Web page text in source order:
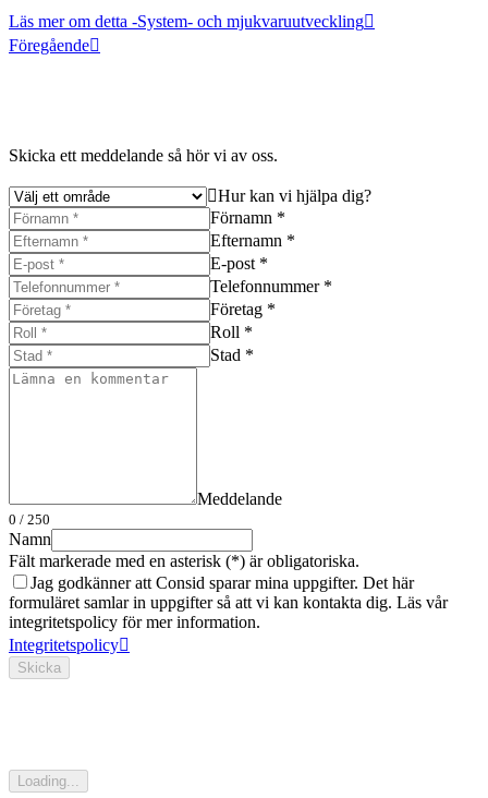
Läs mer om detta -System- och mjukvaruutveckling
Föregående
Skicka ett meddelande så hör vi av oss.
Hur kan vi hjälpa dig?
Förnamn *
Efternamn *
E-post *
Telefonnummer *
Företag *
Roll *
Stad *
Meddelande
0 / 250
Namn
Fält markerade med en asterisk (*) är obligatoriska.
Jag godkänner att Consid sparar mina uppgifter. Det här
formuläret samlar in uppgifter så att vi kan kontakta dig. Läs vår
integritetspolicy för mer information.
Integritetspolicy
Skicka
Loading...